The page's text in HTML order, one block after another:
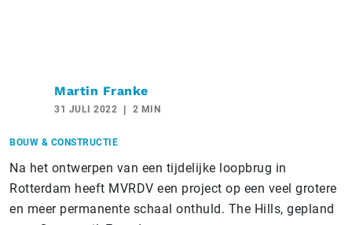
Martin Franke
31 JULI 2022 2 MIN
BOUW & CONSTRUCTIE
Na het ontwerpen van een tijdelijke loopbrug in
Rotterdam heeft MVRDV een project op een veel grotere
en meer permanente schaal onthuld. The Hills, gepland